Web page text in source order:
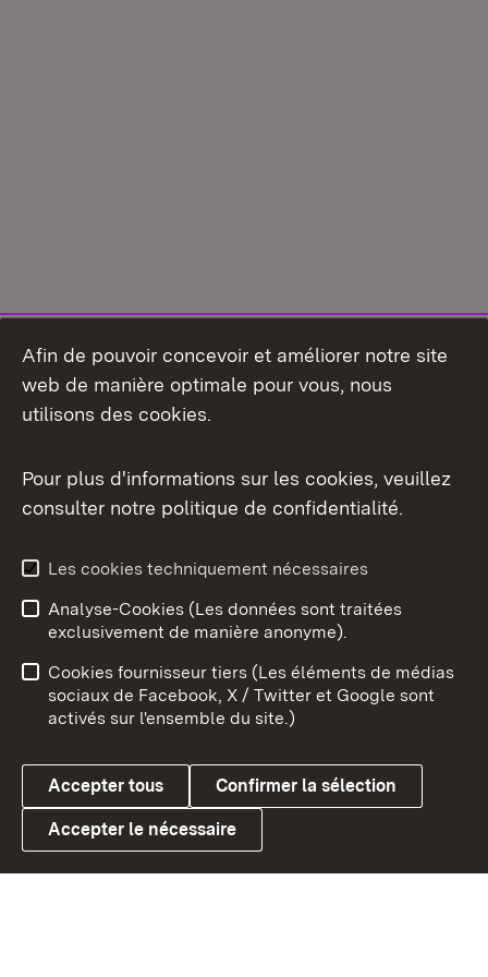
Aperçu des thèmes
Link zum Landesportal
Conseils d'utilisation
Confidentialité
Cookies
Afin de pouvoir concevoir et améliorer notre site
web de manière optimale pour vous, nous
utilisons des cookies.
Pour plus d'informations sur les cookies, veuillez
consulter notre politique de confidentialité.
Les cookies techniquement nécessaires
Analyse-Cookies (Les données sont traitées
exclusivement de manière anonyme).
Cookies fournisseur tiers (Les éléments de médias
sociaux de Facebook, X / Twitter et Google sont
activés sur l'ensemble du site.)
Accepter tous Confirmer la sélection
Accepter le nécessaire